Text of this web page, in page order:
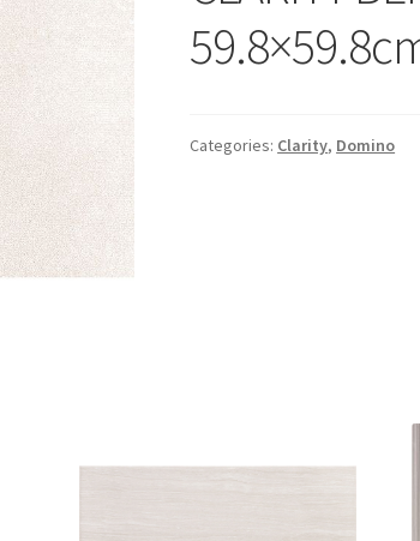
Categories: Clarity, Domino